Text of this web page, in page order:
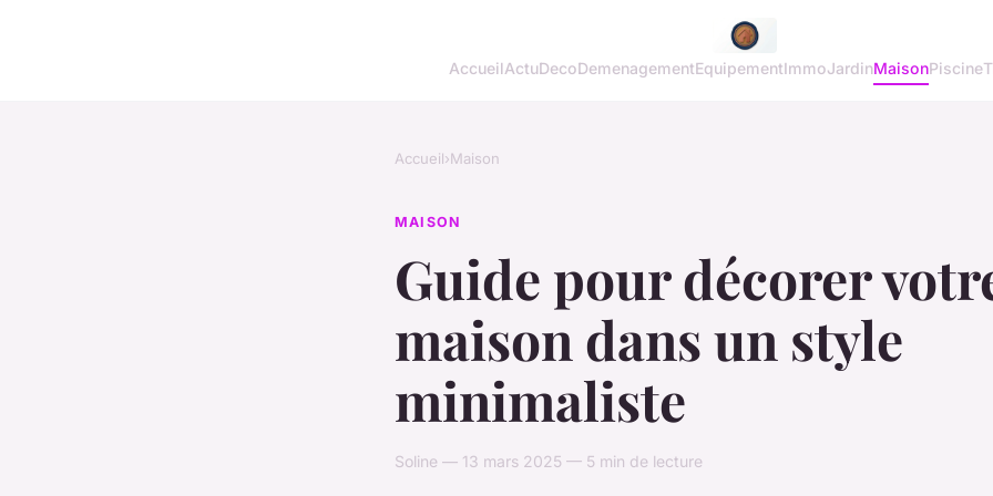
AccueilActuDecoDemenagementEquipementImmoJardinMaisonPiscine
Accueil›Maison
MAISON
Guide pour décorer
maison dans un style
minimaliste
Soline — 13 mars 2025 — 5 min de lecture